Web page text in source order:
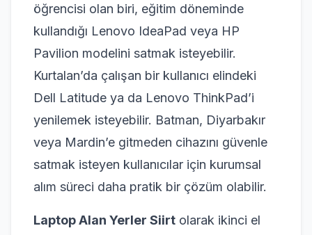
öğrencisi olan biri, eğitim döneminde
kullandığı Lenovo IdeaPad veya HP
Pavilion modelini satmak isteyebilir.
Kurtalan’da çalışan bir kullanıcı elindeki
Dell Latitude ya da Lenovo ThinkPad’i
yenilemek isteyebilir. Batman, Diyarbakır
veya Mardin’e gitmeden cihazını güvenle
satmak isteyen kullanıcılar için kurumsal
alım süreci daha pratik bir çözüm olabilir.
Laptop Alan Yerler Siirt olarak ikinci el